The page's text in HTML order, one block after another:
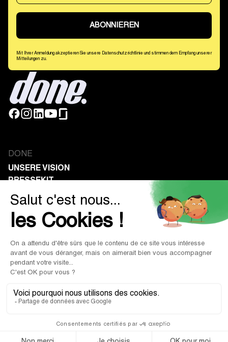
Mit Ihrer Anmeldung akzeptieren Sie unsere Datenschutzrichtlinie und stimmen dem Empfang unserer
Mitteilungen zu.
DONE
UNSERE VISION
PRESSEKIT
UNTERNEHMEN
VEREINE
SPENDEN ERHALTEN
PROFIT IN GIVING.
© 2026 Done. Alle Rechte vorbehalten.